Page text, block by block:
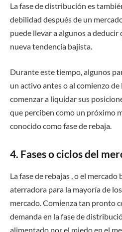
La fase de distribución es
debilidad después de un
puede llevar a algunos a
nueva tendencia bajista.
Durante este tiempo, algunos
un activo antes o al comienzo
comenzar a liquidar sus
que perciben como un próximo
conocido como fase de rebaja.
4. Fases o ciclos del
La fase de rebajas , o el mercado
aterradora para la mayoría de
mercado. Comienza tan pronto
demanda en la fase de
alimentado por el miedo en el